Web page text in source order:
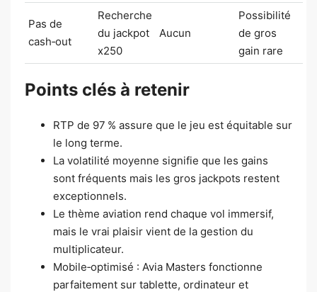
Pas de
cash‑out
Recherche
du jackpot
x250
Aucun
Possibilité
de gros
gain rare
Points clés à retenir
RTP de 97 % assure que le jeu est équitable sur
le long terme.
La volatilité moyenne signifie que les gains
sont fréquents mais les gros jackpots restent
exceptionnels.
Le thème aviation rend chaque vol immersif,
mais le vrai plaisir vient de la gestion du
multiplicateur.
Mobile‑optimisé : Avia Masters fonctionne
parfaitement sur tablette, ordinateur et